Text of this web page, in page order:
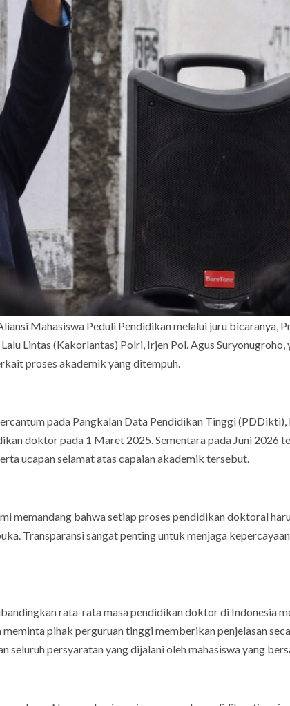
Mahasiswa Peduli Pendidikan melalui juru bicaranya,
Lintas (Kakorlantas) Polri, Irjen Pol. Agus Suryonugroho,
proses akademik yang ditempuh.
pada Pangkalan Data Pendidikan Tinggi (PDDikti),
doktor pada 1 Maret 2025. Sementara pada Juni 2026
ucapan selamat atas capaian akademik tersebut.
memandang bahwa setiap proses pendidikan doktoral
Transparansi sangat penting untuk menjaga
rata-rata masa pendidikan doktor di Indonesia
pihak perguruan tinggi memberikan penjelasan
seluruh persyaratan yang dijalani oleh mahasiswa yang